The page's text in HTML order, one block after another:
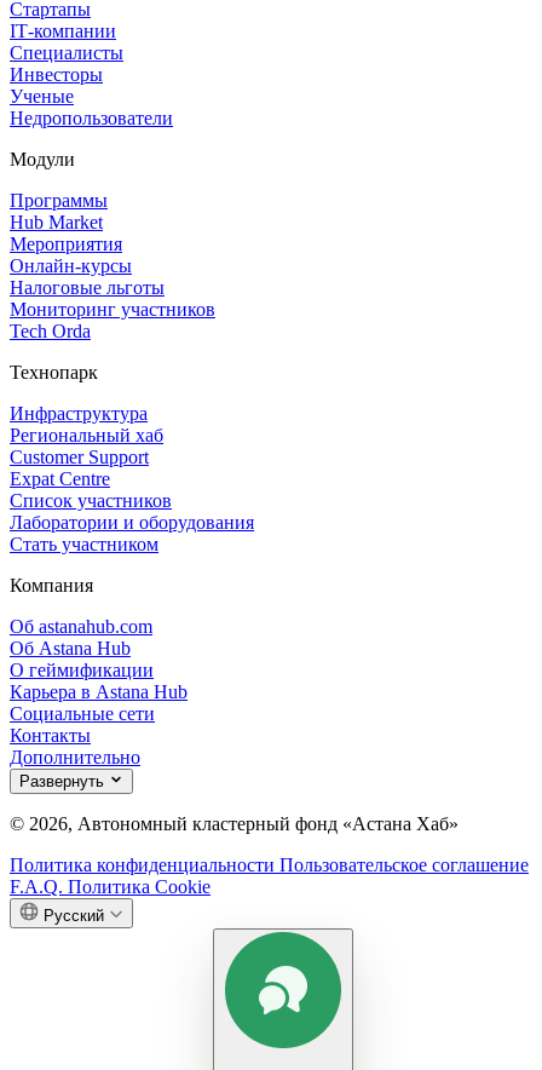
Стартапы
IT‑компании
Специалисты
Инвесторы
Ученые
Недропользователи
Модули
Программы
Hub Market
Мероприятия
Онлайн‑курсы
Налоговые льготы
Мониторинг участников
Tech Orda
Технопарк
Инфраструктура
Региональный хаб
Customer Support
Expat Centre
Список участников
Лаборатории и оборудования
Стать участником
Компания
Об astanahub.com
Об Astana Hub
О геймификации
Карьера в Astana Hub
Социальные сети
Контакты
Дополнительно
Развернуть
© 2026, Автономный кластерный фонд «Астана Хаб»
Политика конфиденциальности Пользовательское соглашение
F.A.Q. Политика Cookie
Русский